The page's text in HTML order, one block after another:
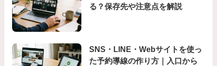
る？保存先や注意点を解説
SNS・LINE・Webサイトを使っ
た予約導線の作り方｜入口から